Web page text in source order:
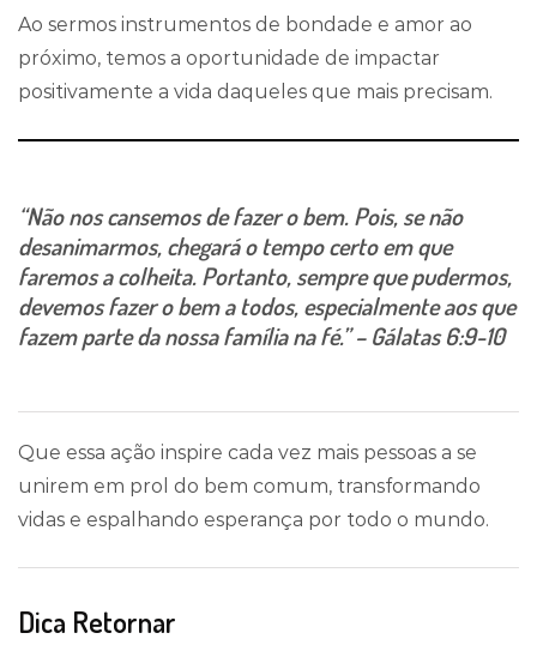
Ao sermos instrumentos de bondade e amor ao
próximo, temos a oportunidade de impactar
positivamente a vida daqueles que mais precisam.
“Não nos cansemos de fazer o bem. Pois, se não
desanimarmos, chegará o tempo certo em que
faremos a colheita. Portanto, sempre que pudermos,
devemos fazer o bem a todos, especialmente aos que
fazem parte da nossa família na fé.” – Gálatas 6:9-10
Que essa ação inspire cada vez mais pessoas a se
unirem em prol do bem comum, transformando
vidas e espalhando esperança por todo o mundo.
Dica Retornar